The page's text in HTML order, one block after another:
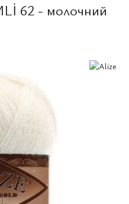
62 - молочний